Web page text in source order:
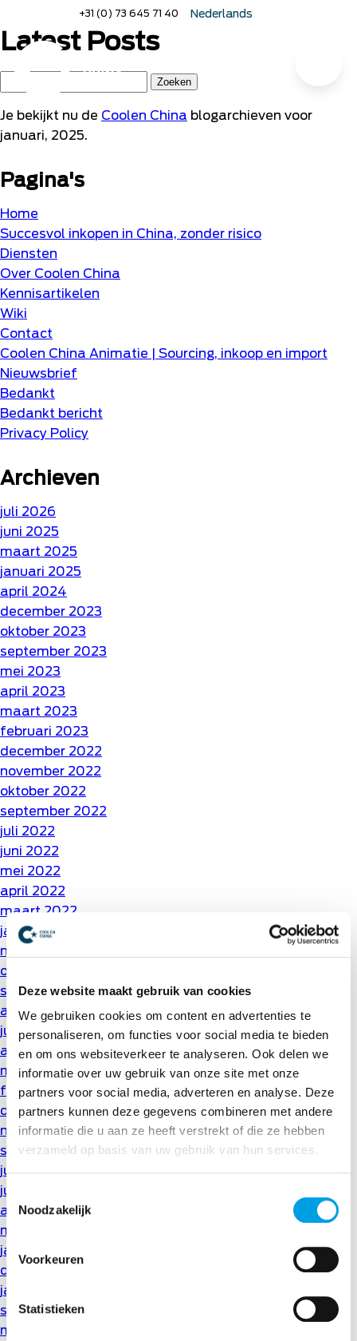
Deze website maakt gebruik van cookies
We gebruiken cookies om content en advertenties te
personaliseren, om functies voor social media te bieden
en om ons websiteverkeer te analyseren. Ook delen we
informatie over uw gebruik van onze site met onze
partners voor social media, adverteren en analyse. Deze
partners kunnen deze gegevens combineren met andere
informatie die u aan ze heeft verstrekt of die ze hebben
verzameld op basis van uw gebruik van hun services.
Toestemmingsselectie
Noodzakelijk
Voorkeuren
Statistieken
hoofdinhoud
+31 (0) 73 645 71 40
Nederlands
Home
Latest Posts
Je bekijkt nu de Coolen China blogarchieven voor
januari, 2025.
Pagina's
Home
Succesvol inkopen in China, zonder risico
Diensten
Over Coolen China
Kennisartikelen
Wiki
Contact
Coolen China Animatie | Sourcing, inkoop en import
Nieuwsbrief
Bedankt
Bedankt bericht
Privacy Policy
Archieven
juli 2026
juni 2025
maart 2025
januari 2025
april 2024
december 2023
oktober 2023
september 2023
mei 2023
april 2023
maart 2023
februari 2023
december 2022
november 2022
oktober 2022
september 2022
juli 2022
juni 2022
mei 2022
april 2022
maart 2022
januari 2022
november 2021
oktober 2021
september 2021
augustus 2021
juli 2021
april 2021
maart 2021
februari 2021
december 2020
november 2020
september 2020
juli 2020
juni 2020
april 2020
maart 2020
januari 2020
december 2019
januari 2019
september 2018
mei 2018